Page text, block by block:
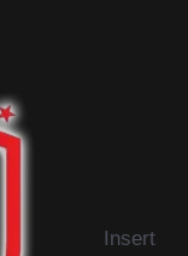
Insert